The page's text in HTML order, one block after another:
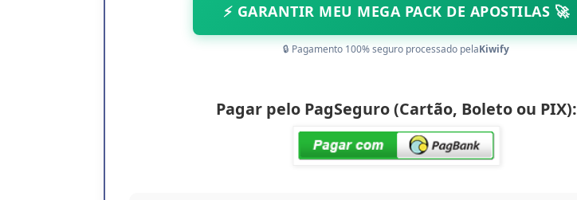
⚡ GARANTIR MEU MEGA PACK DE APOSTILAS 🚀
🔒 Pagamento 100% seguro processado pelaKiwify
Pagar pelo PagSeguro (Cartão, Boleto ou PIX):